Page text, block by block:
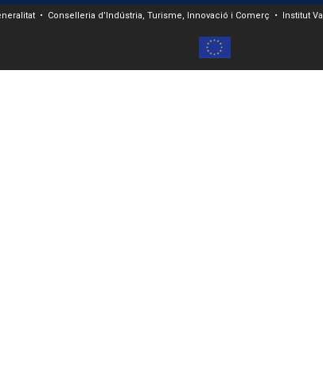
• Conselleria d’Indústria, Turisme, Innovació i Comerç • Institut